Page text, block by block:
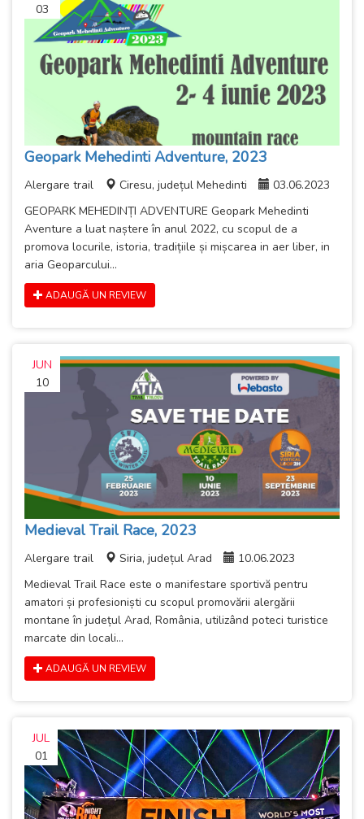
03
Geopark Mehedinti Adventure, 2023
Alergare trail Ciresu, județul Mehedinti
03.06.2023
GEOPARK MEHEDINȚI ADVENTURE Geopark Mehedinti
Aventure a luat naștere în anul 2022, cu scopul de a
promova locurile, istoria, tradițiile și mișcarea in aer liber, in
aria Geoparcului...
ADAUGĂ UN REVIEW
JUN
10
Medieval Trail Race, 2023
Alergare trail Siria, județul Arad
10.06.2023
Medieval Trail Race este o manifestare sportivă pentru
amatori și profesioniști cu scopul promovării alergării
montane în județul Arad, România, utilizând poteci turistice
marcate din locali...
ADAUGĂ UN REVIEW
JUL
01